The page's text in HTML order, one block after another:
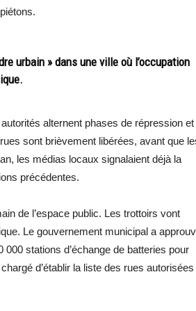
urbain » dans une ville où l’occupation
alternent phases de répression et
sont brièvement libérées, avant que
les médias locaux signalaient déjà la
précédentes.
de l’espace public. Les trottoirs vont
Le gouvernement municipal a
000 stations d’échange de batteries pour
d’établir la liste des rues autorisées